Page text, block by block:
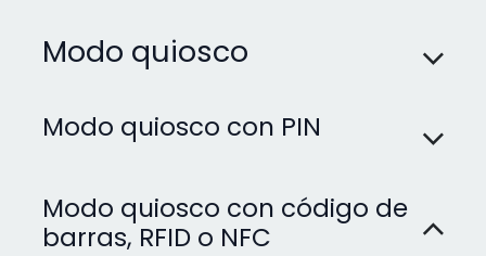
Modo quiosco
Modo quiosco con PIN
Modo quiosco con código de
barras, RFID o NFC